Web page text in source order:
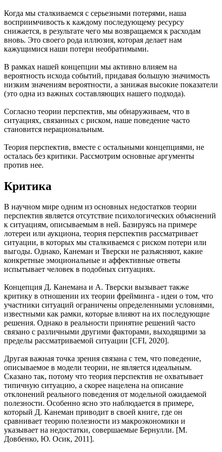
Когда мы сталкиваемся с серьезными потерями, наша
восприимчивость к каждому последующему ресурсу
снижается, в результате чего мы возвращаемся к расходам
вновь. Это своего рода иллюзия, которая делает нам
кажущимися наши потери необратимыми.
В рамках нашей концепции мы активно влияем на
вероятность исхода событий, придавая большую значимость
низким значениям вероятности, а занижая высокие показатели
(это одна из важных составляющих нашего подхода).
Согласно теории перспектив, мы обнаруживаем, что в
ситуациях, связанных с риском, наше поведение часто
становится нерациональным.
Теория перспектив, вместе с остальными концепциями, не
осталась без критики. Рассмотрим основные аргументы
против нее.
Критика
В научном мире одним из основных недостатков теории
перспектив является отсутствие психологических объяснений
к ситуациям, описываемым в ней. Базируясь на примере
лотереи или аукциона, теория перспектив рассматривает
ситуации, в которых мы сталкиваемся с риском потери или
выгоды. Однако, Канеман и Тверски не разъясняют, какие
конкретные эмоциональные и аффективные ответы
испытывает человек в подобных ситуациях.
Концепция Д. Канемана и А. Тверски вызывает также
критику в отношении их теории фрейминга - идеи о том, что
участники ситуаций ограничены определенными условиями,
известными как рамки, которые влияют на их последующие
решения. Однако в реальности принятие решений часто
связано с различными другими факторами, выходящими за
пределы рассматриваемой ситуации [CFI, 2020].
Другая важная точка зрения связана с тем, что поведение,
описываемое в модели теории, не является идеальным.
Сказано так, потому что теория перспектив не охватывает
типичную ситуацию, а скорее нацелена на описание
отклонений реального поведения от модельной ожидаемой
полезности. Особенно ясно это наблюдается в примере,
который Д. Канеман приводит в своей книге, где он
сравнивает теорию полезности из макроэкономики и
указывает на недостатки, совершаемые Бернулли. [М.
Довбенко, Ю. Осик, 2011].